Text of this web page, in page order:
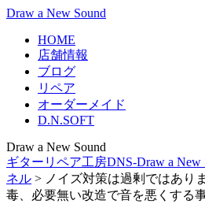
Draw a New Sound
HOME
店舗情報
ブログ
リペア
オーダーメイド
D.N.SOFT
Draw a New Sound
ギターリペア工房DNS-Draw a New
ネル > ノイズ対策は過剰ではあり
毒、必要無い改造で音を悪くす